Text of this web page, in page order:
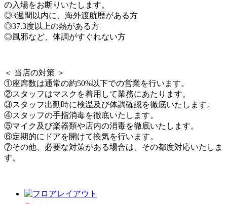
の入場をお断りいたします。
◎3週間以内に、海外渡航歴がある方
◎37.3度以上の熱がある方
◎風邪など、体調がすぐれない方
＜ 当店の対策 ＞
①座席数は通常の約50%以下での営業を行います。
②スタッフはマスクを着用して業務にあたります。
③スタッフ出勤時に検温及び体調確認を徹底いたします。
④スタッフの手指消毒を徹底いたします。
⑤マイク及び楽器類や店内の消毒を徹底いたします。
⑥定期的にドアを開けて換気を行います。
⑦その他、必要な対策がある場合は、その都度対応いたしま
す。